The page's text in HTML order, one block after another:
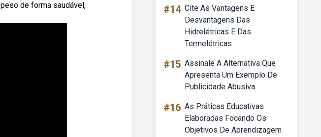
de forma saudável,
#14 Cite As Vantagens E
Desvantagens Das
Hidrelétricas E Das
Termelétricas
#15 Assinale A Alternativa Que
Apresenta Um Exemplo De
Publicidade Abusiva
#16 As Práticas Educativas
Elaboradas Focando Os
Objetivos De Aprendizagem